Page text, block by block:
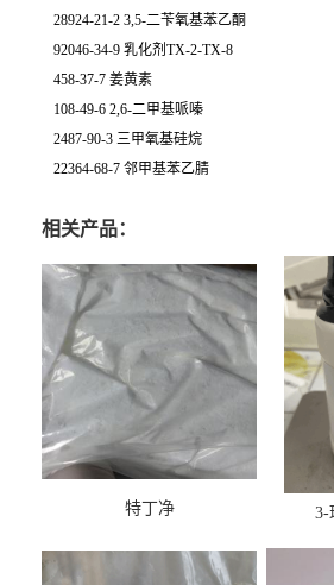
28924-21-2 3,5-二苄氧基苯乙酮
92046-34-9 乳化剂TX-2-TX-8
458-37-7 姜黄素
108-49-6 2,6-二甲基哌嗪
2487-90-3 三甲氧基硅烷
22364-68-7 邻甲基苯乙腈
相关产品：
特丁净 3-